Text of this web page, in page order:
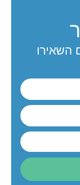
השאירו